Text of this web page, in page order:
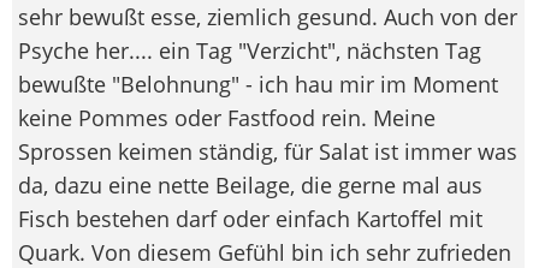
sehr bewußt esse, ziemlich gesund. Auch von der
Psyche her.... ein Tag "Verzicht", nächsten Tag
bewußte "Belohnung" - ich hau mir im Moment
keine Pommes oder Fastfood rein. Meine
Sprossen keimen ständig, für Salat ist immer was
da, dazu eine nette Beilage, die gerne mal aus
Fisch bestehen darf oder einfach Kartoffel mit
Quark. Von diesem Gefühl bin ich sehr zufrieden